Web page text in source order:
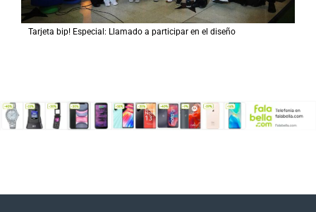
Tarjeta bip! Especial: Llamado a participar en el diseño